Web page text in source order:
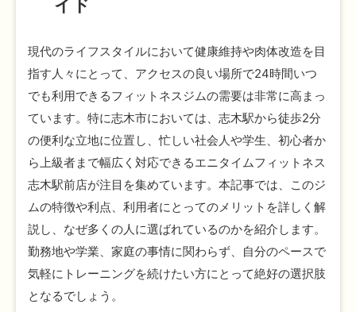
イド
現代のライフスタイルにおいて健康維持や肉体改造を目
指す人々にとって、アクセスの良い場所で24時間いつ
でも利用できるフィットネスジムの需要は非常に高まっ
ています。特に志木市においては、志木駅から徒歩2分
の便利な立地に位置し、忙しい社会人や学生、初心者か
ら上級者まで幅広く対応できるエニタイムフィットネス
志木駅前店が注目を集めています。本記事では、このジ
ムの特徴や利点、利用者にとってのメリットを詳しく解
説し、なぜ多くの人に選ばれているのかを紹介します。
勤務地や学業、家庭の事情に関わらず、自分のペースで
気軽にトレーニングを続けたい方にとって絶好の選択肢
となるでしょう。